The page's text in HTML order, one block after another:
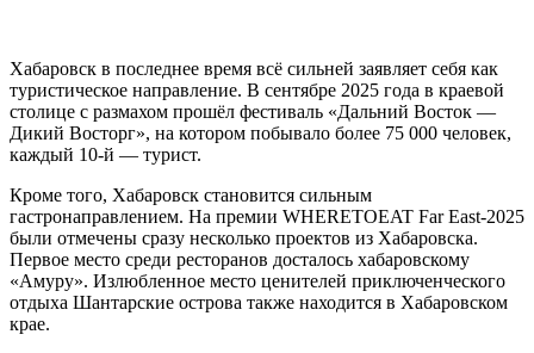
Хабаровск в последнее время всё сильней заявляет себя как
туристическое направление. В сентябре 2025 года в краевой
столице с размахом прошёл фестиваль «Дальний Восток —
Дикий Восторг», на котором побывало более 75 000 человек,
каждый 10-й — турист.
Кроме того, Хабаровск становится сильным
гастронаправлением. На премии WHERETOEAT Far East-2025
были отмечены сразу несколько проектов из Хабаровска.
Первое место среди ресторанов досталось хабаровскому
«Амуру». Излюбленное место ценителей приключенческого
отдыха Шантарские острова также находится в Хабаровском
крае.